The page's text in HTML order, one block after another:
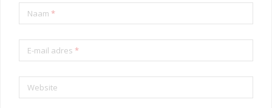
Naam *
E-mail adres *
Website